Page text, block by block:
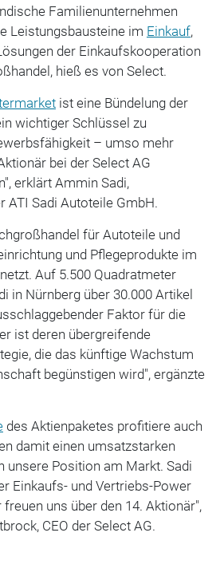
Familienunternehmen
Leistungsbausteine im Einkauf,
der Einkaufskooperation
hieß es von Select.
ist eine Bündelung der
wichtiger Schlüssel zu
– umso mehr
bei der Select AG
erklärt Ammin Sadi,
ATI Sadi Autoteile GmbH.
für Autoteile und
und Pflegeprodukte im
Auf 5.500 Quadratmeter
in Nürnberg über 30.000 Artikel
Faktor für die
ist deren übergreifende
die das künftige Wachstum
begünstigen wird", ergänzte
des Aktienpaketes profitiere auch
damit einen umsatzstarken
unsere Position am Markt. Sadi
Einkaufs- und Vertriebs-Power
uns über den 14. Aktionär",
CEO der Select AG.